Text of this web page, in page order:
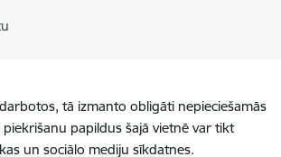
tā izmanto obligāti nepieciešamās
papildus šajā vietnē var tikt
un sociālo mediju sīkdatnes.